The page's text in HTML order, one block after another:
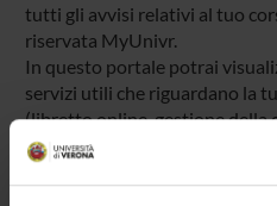
tutti gli avvisi relativi al tuo
riservata MyUnivr.
In questo portale potrai
servizi utili che riguardano la
(libretto online, gestione della
learning, email istituzionale,
procedure amministrative, ecc.).